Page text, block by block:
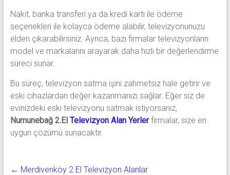
Nakit, banka transferi ya da kredi kartı ile ödeme
seçenekleri ile kolayca ödeme alabilir, televizyonunuzu
elden çıkarabilirsiniz. Ayrıca, bazı firmalar televizyonların
model ve markalarını arayarak daha hızlı bir değerlendirme
süreci sunar.
Bu süreç, televizyon satma işini zahmetsiz hale getirir ve
eski cihazlardan değer kazanmanızı sağlar. Eğer siz de
evinizdeki eski televizyonu satmak istiyorsanız,
Numunebağ 2.El Televizyon Alan Yerlerfirmalar, size en
uygun çözümü sunacaktır.
← Merdivenköy 2.El Televizyon Alanlar